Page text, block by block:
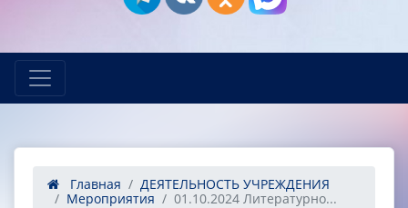
Главная
ДЕЯТЕЛЬНОСТЬ УЧРЕЖДЕНИЯ
Мероприятия
01.10.2024 Литературно...